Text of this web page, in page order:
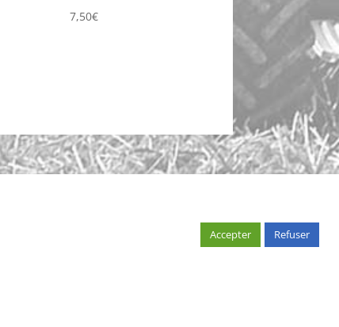
7,50€
Accepter Refuser